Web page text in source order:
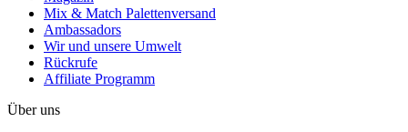
Mix & Match Palettenversand
Ambassadors
Wir und unsere Umwelt
Rückrufe
Affiliate Programm
Über uns